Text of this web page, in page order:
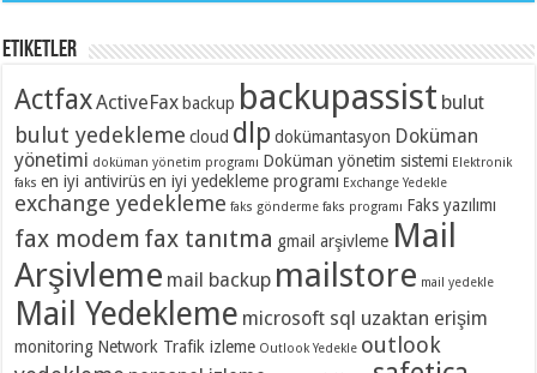
Etiketler
ActfaxActiveFax backup backupassist bulut
bulut yedekleme cloud dlp dokümantasyon Doküman
yönetimi doküman yönetim programı Doküman yönetim sistemi Elektronik
faks en iyi antivirüs en iyi yedekleme programı Exchange Yedekle
exchange yedekleme faks gönderme faks programı Faks yazılımı
fax modem fax tanıtma gmail arşivleme Mail
Arşivleme mail backup mailstore mail yedekle
Mail Yedekleme microsoft sql uzaktan erişim
monitoring Network Trafik izleme Outlook Yedekle outlook